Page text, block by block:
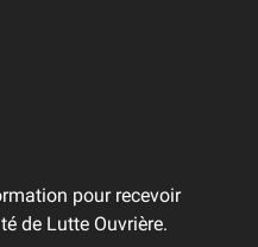
pour recevoir
de Lutte Ouvrière.